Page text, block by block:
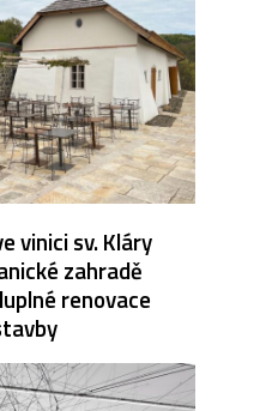
vinici sv. Kláry
zahradě
renovace